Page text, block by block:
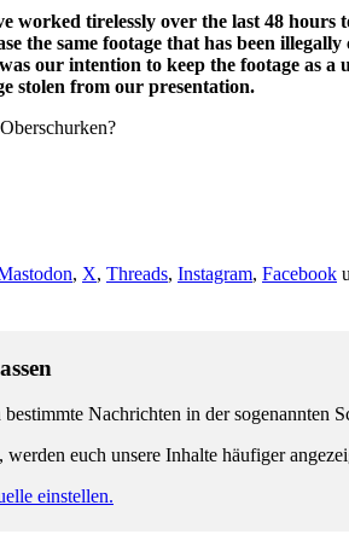
tirelessly over the last 48
the same footage that has been
our intention to keep the footage
stolen from our presentation.
, X, Threads, Instagram, Facebook
Nachrichten in der sogenannten
euch unsere Inhalte häufiger
einstellen.